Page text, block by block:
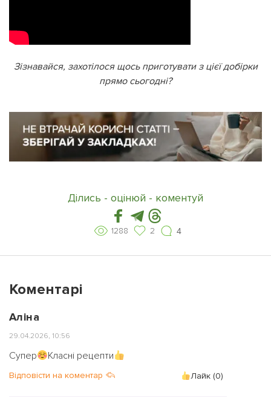
Зізнавайся, захотілося щось приготувати з цієї добірки
прямо сьогодні?
Ділись - оцінюй - коментуй
1288 2 4
Коментарі
Аліна
29.04.2026, 10:56
Супер Класні рецепти
Лайк (0)
Відповісти на коментар